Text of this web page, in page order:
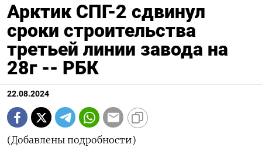
Арктик СПГ-2 сдвинул
сроки строительства
третьей линии завода на
28г -- РБК
22.08.2024
(Добавлены подробности)